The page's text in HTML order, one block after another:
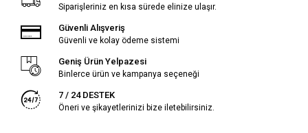
Siparişleriniz en kısa sürede elinize ulaşır.
Güvenli Alışveriş
Güvenli ve kolay ödeme sistemi
Geniş Ürün Yelpazesi
Binlerce ürün ve kampanya seçeneği
7 / 24 DESTEK
Öneri ve şikayetlerinizi bize iletebilirsiniz.